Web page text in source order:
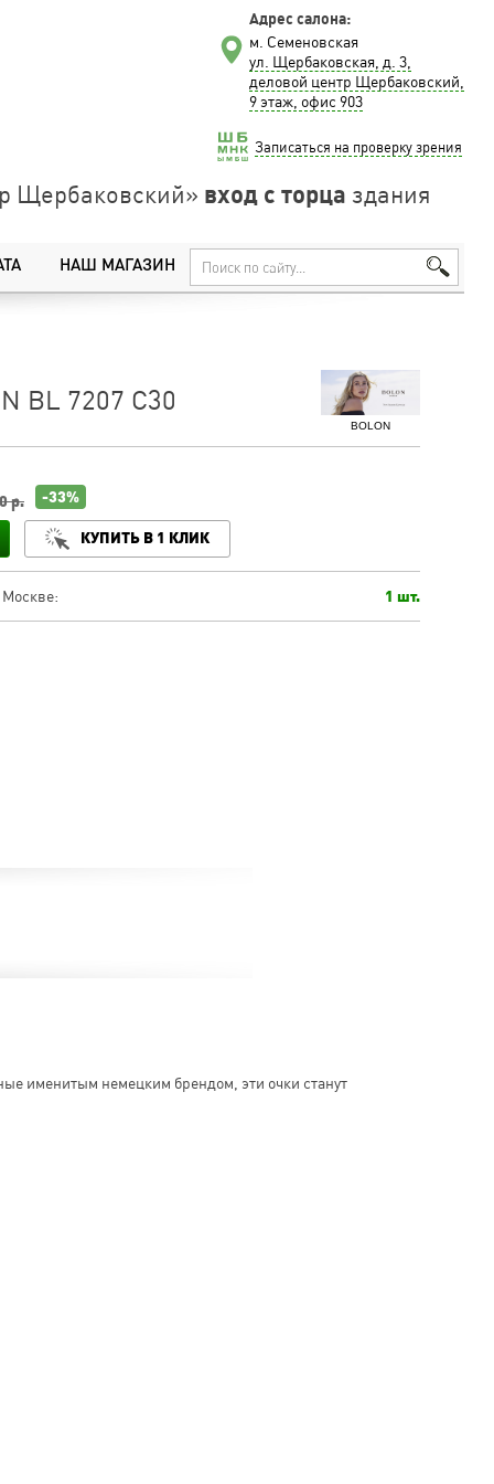
Адрес салона:
м. Семеновская
ул. Щербаковская, д. 3,
деловой центр Щербаковский,
9 этаж, офис 903
Записаться на проверку зрения
Щербаковский» вход с торца здания
НАШ МАГАЗИН
BOLON
BL 7207 C30
р. -33%
КУПИТЬ В 1 КЛИК
1 шт.
именитым немецким брендом, эти очки станут